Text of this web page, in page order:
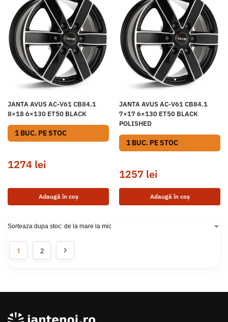
JANTA AVUS AC-V61 CB84.1
8×18 6×130 ET50 BLACK
1 BUC. PE STOC
1274 lei
Adaugă în coș
JANTA AVUS AC-V61 CB84.1
7×17 6×130 ET50 BLACK
POLISHED
1 BUC. PE STOC
1257 lei
Adaugă în coș
1 2